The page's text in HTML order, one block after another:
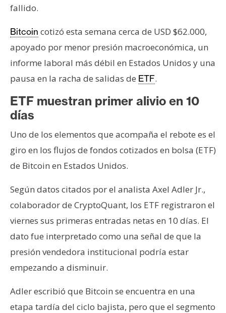
fallido.
Bitcoin cotizó esta semana cerca de USD $62.000,
apoyado por menor presión macroeconómica, un
informe laboral más débil en Estados Unidos y una
pausa en la racha de salidas de ETF.
ETF muestran primer alivio en 10
días
Uno de los elementos que acompaña el rebote es el
giro en los flujos de fondos cotizados en bolsa (ETF)
de Bitcoin en Estados Unidos.
Según datos citados por el analista Axel Adler Jr.,
colaborador de CryptoQuant, los ETF registraron el
viernes sus primeras entradas netas en 10 días. El
dato fue interpretado como una señal de que la
presión vendedora institucional podría estar
empezando a disminuir.
Adler escribió que Bitcoin se encuentra en una
etapa tardía del ciclo bajista, pero que el segmento